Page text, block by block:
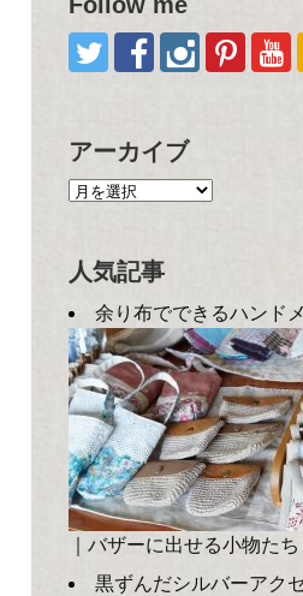
アーカイブ
人気記事
余り布でできるハンド
｜バザーに出せる小物たち
黒ずんだシルバーアク